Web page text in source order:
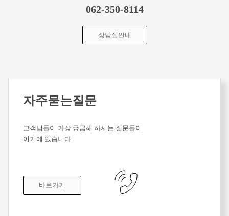
062-350-8114
상담실안내
자주묻는질문
고객님들이 가장 궁금해 하시는 질문들이
여기에 있습니다.
바로가기